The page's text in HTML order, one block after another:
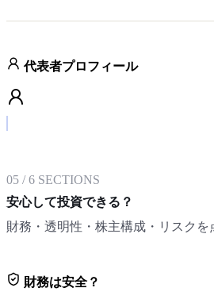
代表者プロフィール
05 /6 SECTIONS
安心して投資できる？
財務・透明性・株主構成・リスクを
財務は安全？